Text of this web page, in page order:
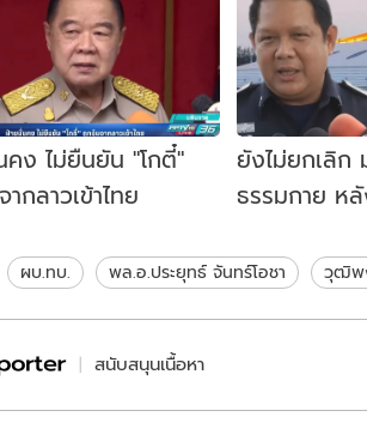
คง ไม่ยืนยัน "โกตี๋"
กลาวเข้าไทย
ยังไม่ยกเลิก
ธรรมกาย ห
วัด
ผบ.ทบ. พล.อ.ประยุทธ์ จันทร์โอชา วุฒิพ
สนับสนุนเนื้อหา